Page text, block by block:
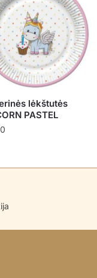
lėkštutės
PASTEL